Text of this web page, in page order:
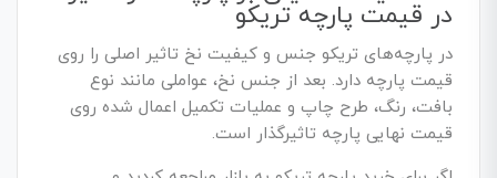
در قیمت پارچه تریکو
در پارچه‌های تریکو جنس و کیفیت نخ تاثیر اصلی را روی
قیمت پارچه دارد. بعد از جنس نخ، عواملی مانند نوع
بافت، رنگ، طرح چاپ و عملیات تکمیل اعمال شده روی
قیمت نهایی پارچه تاثیرگذار است.